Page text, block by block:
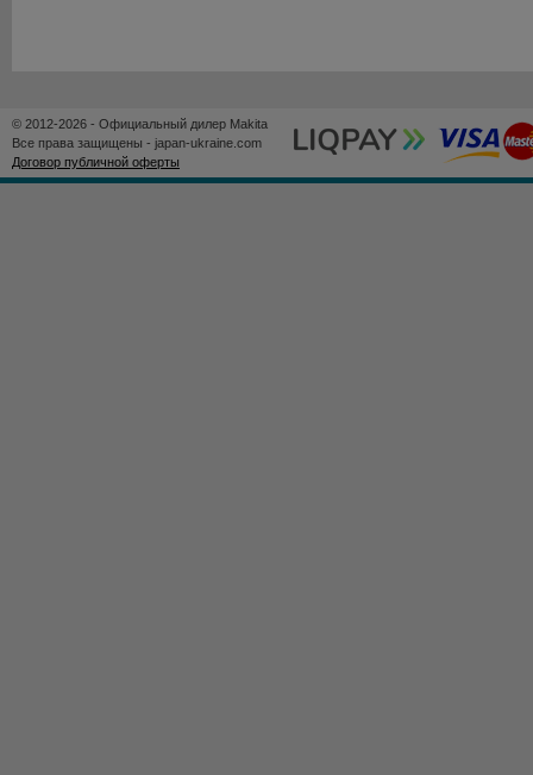
© 2012-2026 - Официальный дилер Makita
Все права защищены - japan-ukraine.com
Договор публичной оферты